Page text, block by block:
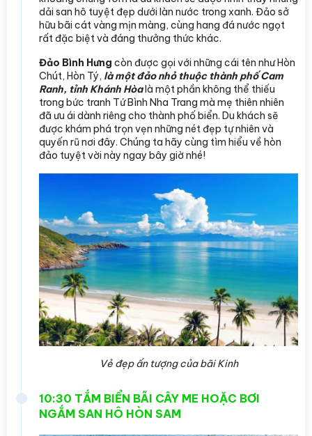
dải san hô tuyệt đẹp dưới làn nước trong xanh. Đảo sở
hữu bãi cát vàng mịn màng, cùng hang đá nước ngọt
rất đặc biệt và đáng thưởng thức khác.
Đảo Bình Hưng còn được gọi với những cái tên như Hòn
Chút, Hòn Tý, là một đảo nhỏ thuộc thành phố Cam
Ranh, tỉnh Khánh Hòalà một phần không thể thiếu
trong bức tranh Tứ Bình Nha Trang mà mẹ thiên nhiên
đã ưu ái dành riêng cho thành phố biển. Du khách sẽ
được khám phá trọn vẹn những nét đẹp tự nhiên và
quyến rũ nơi đây. Chúng ta hãy cùng tìm hiểu về hòn
đảo tuyệt vời này ngay bây giờ nhé!
Vẻ đẹp ấn tượng của bãi Kinh
10:30 TẮM BIỂN BÃI CÂY ME HOẶC BƠI
NGẮM SAN HÔ HÒN SAM